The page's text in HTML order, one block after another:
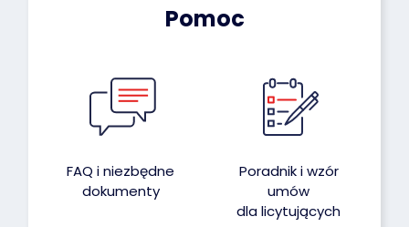
Pomoc
FAQ i niezbędne
dokumenty
Poradnik i wzór
umów
dla licytujących